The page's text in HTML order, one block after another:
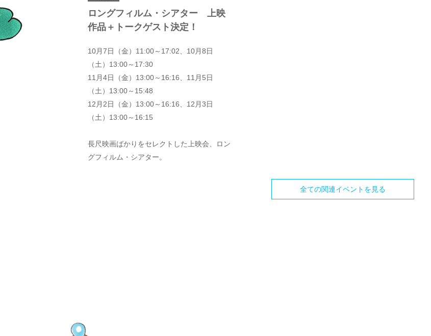
ロングフィルム・シアター 上映
作品＋トークゲスト決定！
10月7日（金）11:00～17:02、10月8日
（土）13:00～17:30
11月4日（金）13:00～16:16、11月5日
（土）13:00～15:48
12月2日（金）13:00～16:16、12月3日
（土）13:00～16:15
長尺映画ばかりをセレクトした上映会、ロン
グフィルム・シアター。
全ての関連イベントを見る